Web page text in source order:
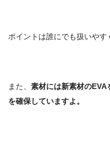
ポイントは誰にでも扱いやす
また、 素材には新素材のEVA
を確保していますよ。